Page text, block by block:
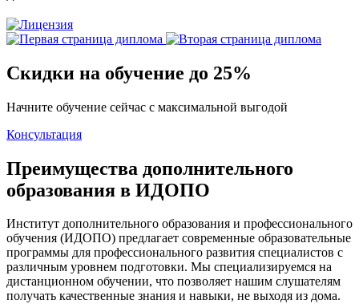
Скидки на обучение до 25%
Начните обучение сейчас с максимальной выгодой
Консультация
Преимущества дополнительного
образования в ИДОПО
Институт дополнительного образования и профессионального
обучения (ИДОПО) предлагает современные образовательные
программы для профессионального развития специалистов с
различным уровнем подготовки. Мы специализируемся на
дистанционном обучении, что позволяет нашим слушателям
получать качественные знания и навыки, не выходя из дома.